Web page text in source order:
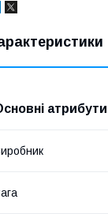
атрибути